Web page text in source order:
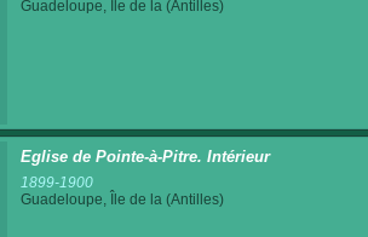
Guadeloupe, Île de la (Antilles)
Eglise de Pointe-à-Pitre. Intérieur
1899-1900
Guadeloupe, Île de la (Antilles)